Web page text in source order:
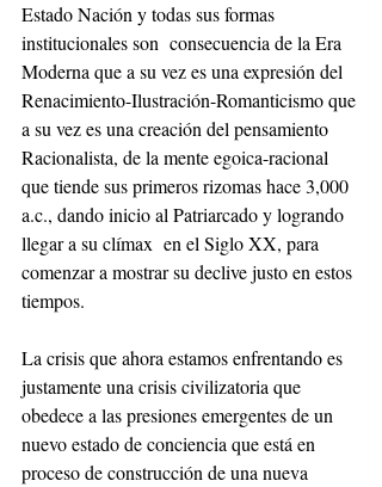
Estado Nación y todas sus formas
institucionales son  consecuencia de la Era
Moderna que a su vez es una expresión del
Renacimiento-Ilustración-Romanticismo que
a su vez es una creación del pensamiento
Racionalista, de la mente egoica-racional
que tiende sus primeros rizomas hace 3,000
a.c., dando inicio al Patriarcado y logrando
llegar a su clímax  en el Siglo XX, para
comenzar a mostrar su declive justo en estos
tiempos.
La crisis que ahora estamos enfrentando es
justamente una crisis civilizatoria que
obedece a las presiones emergentes de un
nuevo estado de conciencia que está en
proceso de construcción de una nueva